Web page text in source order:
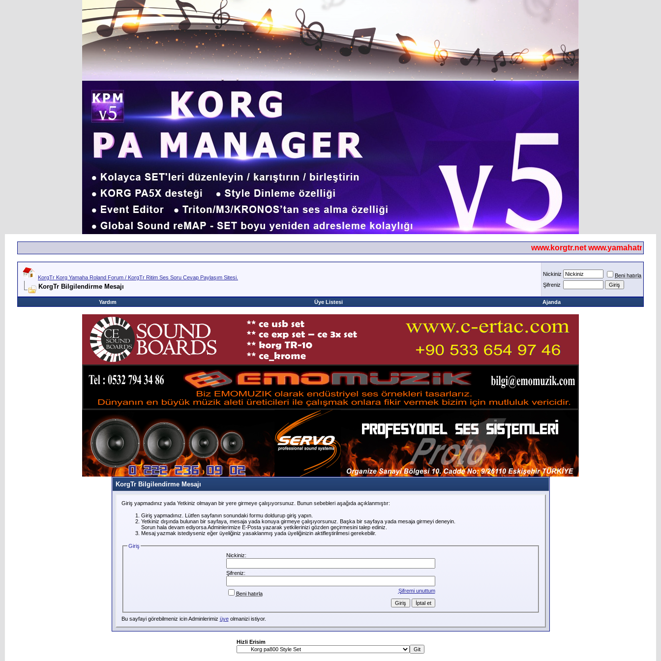
www.korgtr.net www.yamahatr.net
KorgTr Korg Yamaha Roland Forum / KorgTr Ritim Ses Soru Cevap Paylaşım Sitesi.
KorgTr Bilgilendirme Mesajı
Nickiniz
Beni hatırla
Şifreniz
Yardım Üye Listesi Ajanda
KorgTr Bilgilendirme Mesajı
Giriş yapmadınız yada Yetkiniz olmayan bir yere girmeye çalışıyorsunuz. Bunun sebebleri aşağıda açıklanmıştır:
Giriş yapmadınız. Lütfen sayfanın sonundaki formu doldurup giriş yapın.
Yetkiniz dışında bulunan bir sayfaya, mesaja yada konuya girmeye çalışıyorsunuz. Başka bir sayfaya yada mesaja girmeyi deneyin.
Sorun hala devam ediyorsa Adminlerimize E-Posta yazarak yetkilerinizi gözden geçirmesini talep ediniz.
Mesaj yazmak istediyseniz eğer üyeliğiniz yasaklanmış yada üyeliğinizin aktifleştirilmesi gerekebilir.
Giriş
Nickiniz:
Şifreniz:
Şifremi unuttum
Beni hatırla
Bu sayfayi görebilmeniz icin Adminlerimiz üyeolmanizi istiyor.
Hizli Erisim